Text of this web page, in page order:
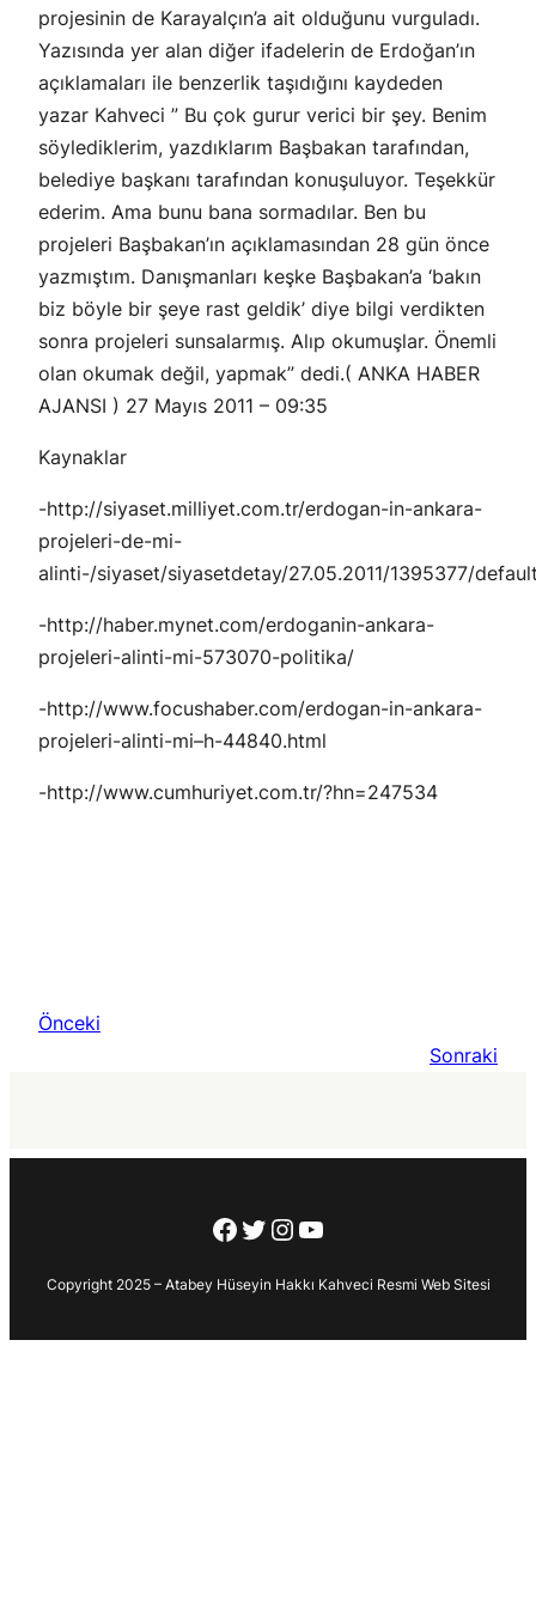
projesinin de Karayalçın’a ait olduğunu vurguladı.
Yazısında yer alan diğer ifadelerin de Erdoğan’ın
açıklamaları ile benzerlik taşıdığını kaydeden
yazar Kahveci ” Bu çok gurur verici bir şey. Benim
söylediklerim, yazdıklarım Başbakan tarafından,
belediye başkanı tarafından konuşuluyor. Teşekkür
ederim. Ama bunu bana sormadılar. Ben bu
projeleri Başbakan’ın açıklamasından 28 gün önce
yazmıştım. Danışmanları keşke Başbakan’a ‘bakın
biz böyle bir şeye rast geldik’ diye bilgi verdikten
sonra projeleri sunsalarmış. Alıp okumuşlar. Önemli
olan okumak değil, yapmak” dedi.( ANKA HABER
AJANSI ) 27 Mayıs 2011 – 09:35
Kaynaklar
-http://siyaset.milliyet.com.tr/erdogan-in-ankara-
projeleri-de-mi-
alinti-/siyaset/siyasetdetay/27.05.2011/1395377/
-http://haber.mynet.com/erdoganin-ankara-
projeleri-alinti-mi-573070-politika/
-http://www.focushaber.com/erdogan-in-ankara-
projeleri-alinti-mi–h-44840.html
-http://www.cumhuriyet.com.tr/?hn=247534
Önceki
Sonraki
Facebook
Twitter
Instagram
YouTube
Copyright 2025 – Atabey Hüseyin Hakkı Kahveci Resmi Web Sitesi